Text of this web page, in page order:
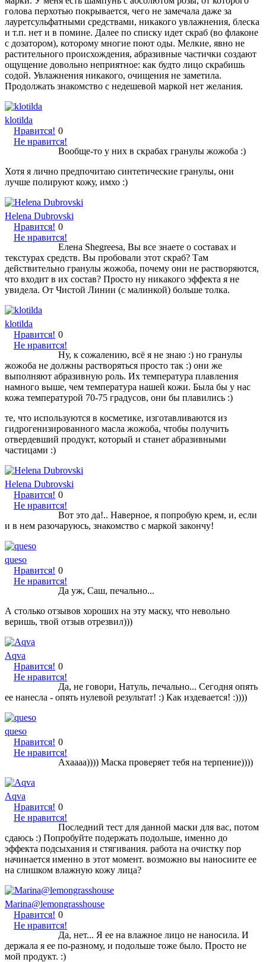
голова перхотью покрывается, чего не замечала даже за
лауретсульфатными средствами, никакого увлажнения, блеска
и т.п. нет и в помине. Далее по списку идет скраб (во флаконе
с дозатором), которому многие поют оды. Мелкие, явно не
растительного происхождения, абразивные частички создают
ощущение довольно неприятное: как будто лицо скрабишь
содой. Увлажнения никакого, очищения не заметила.
Продолжать знакомство с недешевой маркой нет желания.
klotilda
Нравится!
Не нравится!
0
Вообще-то у них в скрабах гранулы жожоба :)
Хотя я лично предпочитаю синтетические гранулы, они
лучше полируют кожу, имхо :)
Helena Dubrovski
Нравится!
Не нравится!
0
Елена Shegreesa, Вы все знаете о составах и
текстурах средств. Вы пробовали этот скраб? Там
действительно гранулы жожоба, почему они не растворяются,
что входит в их состав? Просто ну никакого эффекта я не
увидела. От Чистой Линии (с малинкой) больше толка.
klotilda
Нравится!
Не нравится!
0
Ну, к сожалению, всё я не знаю :) но гранулы
жожоба не должны растворяться просто так :) они же
выполняют абразивную роль. Их температура плавления
намного выше, чем температура нашей кожи. Была бы у нас
кожа температурой 70-75 градусов, они бы плавились :)
те, что используются в косметике, изготавливаются из
гидрогенизированного масла жожоба, чтобы получить
отвердевший продукт, который и станет абразивными
частицами :)
Helena Dubrovski
Нравится!
Не нравится!
0
Вот это да!.. Наверное, я попробую крем, и, если
и в нем разочаруюсь, знакомство с маркой закончу!
queso
Нравится!
Не нравится!
0
Да уж, Саш, печально...
А столько отзывов хороших на эту маску, что невольно
веришь, твой отзыв отрезвил)))
Aqva
Нравится!
Не нравится!
0
Да, не говори, Натуль, печально... Сегодня опять
ее нанесла - опять нулевой результат! :) Как издевается! :))))
queso
Нравится!
Не нравится!
0
Ахаааа)))) Маска проверяет тебя на терпение))))
Aqva
Нравится!
Не нравится!
0
Последний тест для данной маски для вас, потом
сдаюсь :) Попробуйте подержать подольше, именно до
эффекта подсыхания и стягивания. работа на очистку пор
начинается именно в этот момент. возможно вы наносиите ее
на слишком влажную кожу лица?
Marina@lemongrasshouse
Нравится!
Не нравится!
0
Да, нет... Я ее на влажное лицо не наносила. И
держала я ее по-разному, и подольше тоже было. Просто не
мой продукт. :)